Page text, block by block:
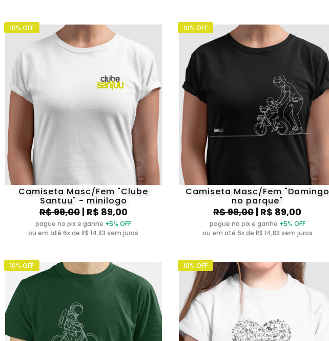
Camiseta Masc/Fem "Clube
Santuu" - minilogo
R$ 99,00| R$ 89,00
pague no pix e ganhe +5% OFF
ou em até 6x de R$ 14,83 sem juros
10% OFF
Camiseta Masc/Fem "Domingo
no parque"
R$ 99,00| R$ 89,00
pague no pix e ganhe +5% OFF
ou em até 6x de R$ 14,83 sem juros
10% OFF
10% OFF 10% OFF